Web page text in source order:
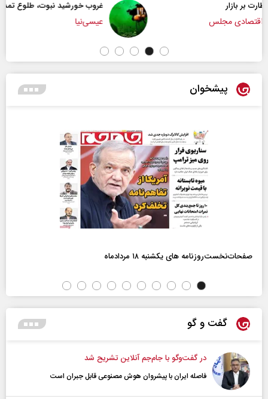
غروب خورشید نبوت، طلوع تمدن امت
پیشخوان
صفحات‌نخست‌روزنامه ها‌ی یکشنبه ۱۸ مردادماه
گفت و گو
در گفت‌و‌گو با جام‌جم آنلاین تشریح شد
فاصله ایران با پیشرو‌ان هوش مصنوعی قابل جبران است